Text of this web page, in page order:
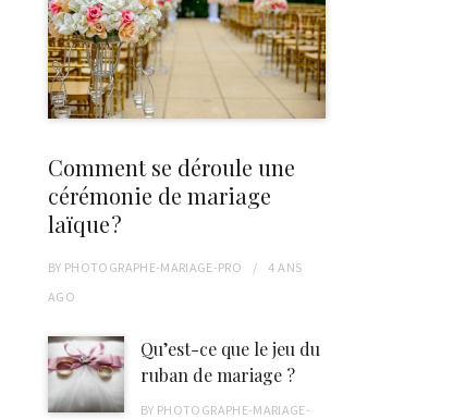
Comment se déroule une
cérémonie de mariage
laïque ?
BY PHOTOGRAPHE-MARIAGE-PRO
4 ANS
AGO
Qu’est-ce que le jeu du
ruban de mariage ?
BY PHOTOGRAPHE-MARIAGE-